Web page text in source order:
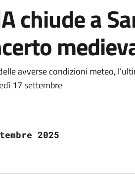
chiude a
della
avverse condizioni meteo,
17 settembre
2025